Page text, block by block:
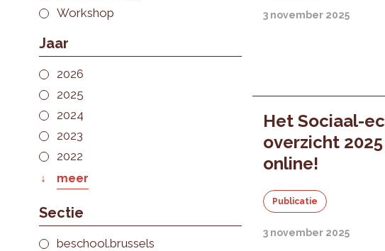
Workshop
Jaar
2026
2025
2024
2023
2022
meer
Sectie
beschool.brussels
3 november 2025
Het Sociaal-
overzicht
online!
Publicatie
3 november 2025